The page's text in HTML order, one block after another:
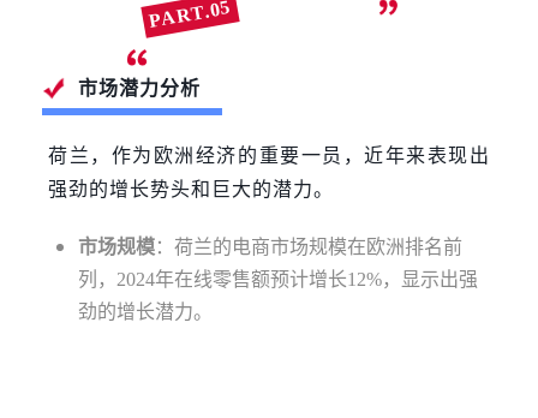
PART.05
市场潜力分析
荷兰，作为欧洲经济的重要一员，近年来表现出
强劲的增长势头和巨大的潜力。
市场规模：荷兰的电商市场规模在欧洲排名前
列，2024年在线零售额预计增长12%，显示出强
劲的增长潜力。